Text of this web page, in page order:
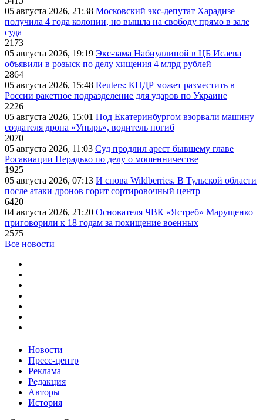
05 августа 2026, 21:38 Московский экс-депутат Харадизе
получила 4 года колонии, но вышла на свободу прямо в зале
суда
2173
05 августа 2026, 19:19 Экс-зама Набиуллиной в ЦБ Исаева
объявили в розыск по делу хищения 4 млрд рублей
2864
05 августа 2026, 15:48 Reuters: КНДР может разместить в
России ракетное подразделение для ударов по Украине
2226
05 августа 2026, 15:01 Под Екатеринбургом взорвали машину
создателя дрона «Упырь», водитель погиб
2070
05 августа 2026, 11:03 Суд продлил арест бывшему главе
Росавиации Нерадько по делу о мошенничестве
1925
05 августа 2026, 07:13 И снова Wildberries. В Тульской области
после атаки дронов горит сортировочный центр
6420
04 августа 2026, 21:20 Основателя ЧВК «Ястреб» Марущенко
приговорили к 18 годам за похищение военных
2575
Все новости
Новости
Пресс-центр
Реклама
Редакция
Авторы
История